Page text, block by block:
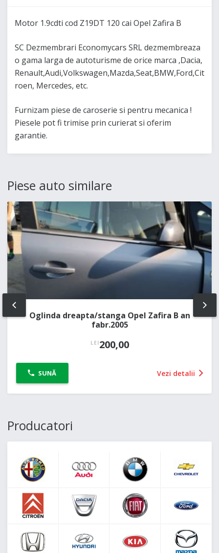
Motor 1.9cdti cod Z19DT 120 cai Opel Zafira B
SC Dezmembrari Economycars SRL dezmembreaza
o gama larga de autoturisme de orice marca ,Dacia,
Renault,Audi,Volkswagen,Mazda,Seat,BMW,Ford,Cit
roen, Mercedes, etc.
Furnizam piese de caroserie si pentru mecanica !
Piesele pot fi trimise prin curierat si oferim
garantie.
Piese auto similare
Oglinda dreapta/stanga Opel Zafira B an
fabr.2005
LEI200,00
SUNĂ Vezi detalii
PREV
Producatori